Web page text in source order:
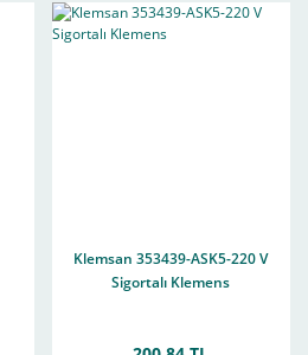
Klemsan 353439-ASK5-220 V
Sigortalı Klemens